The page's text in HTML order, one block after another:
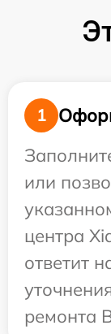
1
или
центра
ответит
ремонта